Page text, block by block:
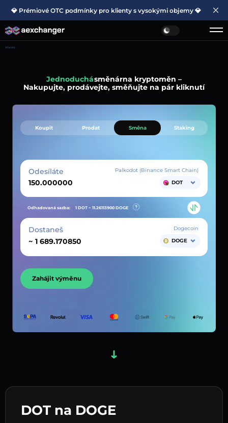
💎 Prémiové OTC podmínky pro klienty s vysokými objemy 💎
Hlavní
Jednoduchásměnárna kryptoměn –
Nakupujte, prodávejte, směňujte na pár kliknutí
DOT na DOGE
Koupit Prodat Směna Staking
Odesíláte
Palkodot (Binance Smart Chain)
DOT
Odhadovaná sazba: 1 DOT ~ 11.26113900 DOGE
Dostaneš
~
Dogecoin
DOGE
Zahájit výměnu